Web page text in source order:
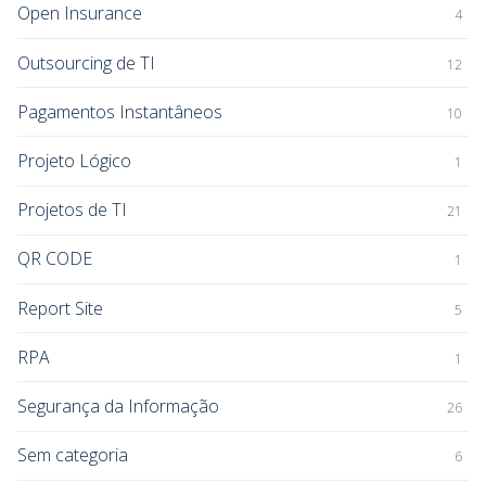
Open Insurance 4
Outsourcing de TI 12
Pagamentos Instantâneos 10
Projeto Lógico 1
Projetos de TI 21
QR CODE 1
Report Site 5
RPA 1
Segurança da Informação 26
Sem categoria 6